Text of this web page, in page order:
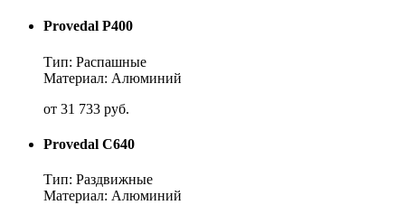
Provedal P400
Тип: Распашные
Материал: Алюминий
от 31 733 руб.
Provedal C640
Тип: Раздвижные
Материал: Алюминий